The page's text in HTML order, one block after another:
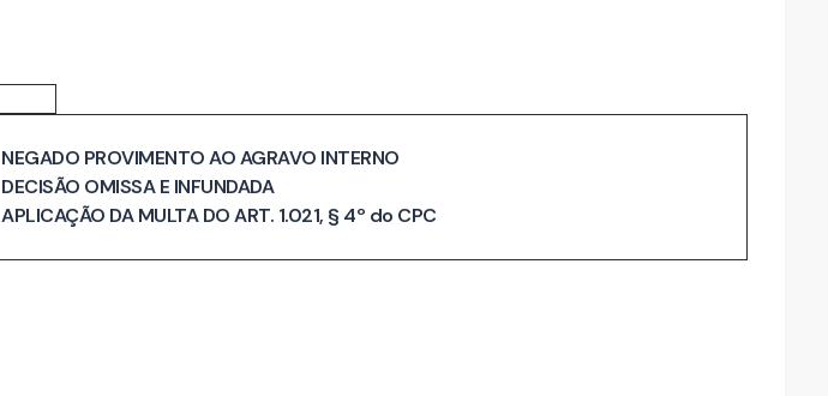
NEGADO PROVIMENTO AO AGRAVO INTERNO
DECISÃO OMISSA E INFUNDADA
APLICAÇÃO DA MULTA DO ART. 1.021, § 4º do CPC